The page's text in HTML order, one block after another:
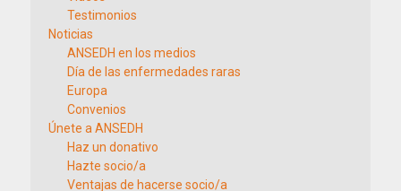
Testimonios
Noticias
ANSEDH en los medios
Día de las enfermedades raras
Europa
Convenios
Únete a ANSEDH
Haz un donativo
Hazte socio/a
Ventajas de hacerse socio/a